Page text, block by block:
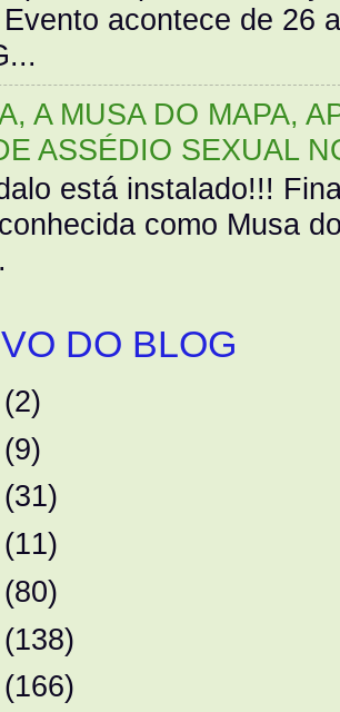
acontece de 26
A MUSA DO MAPA,
ASSÉDIO SEXUAL
está instalado!!!
como Musa
DO BLOG
(2)
(9)
(31)
(11)
(80)
(138)
(166)